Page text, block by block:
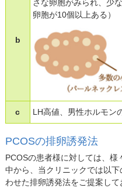
b
さな卵胞がみられ、少
卵胞が10個以上ある）
c LH高値、男性ホルモン
PCOSの排卵誘発法
PCOSの患者様に対しては、
中から、当クリニックでは以
わせた排卵誘発法をご提案して